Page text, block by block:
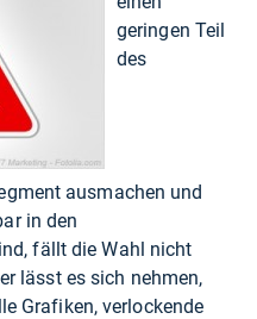
geringen Teil
des
ausmachen und
in den
fällt die Wahl nicht
lässt es sich nehmen,
Grafiken, verlockende